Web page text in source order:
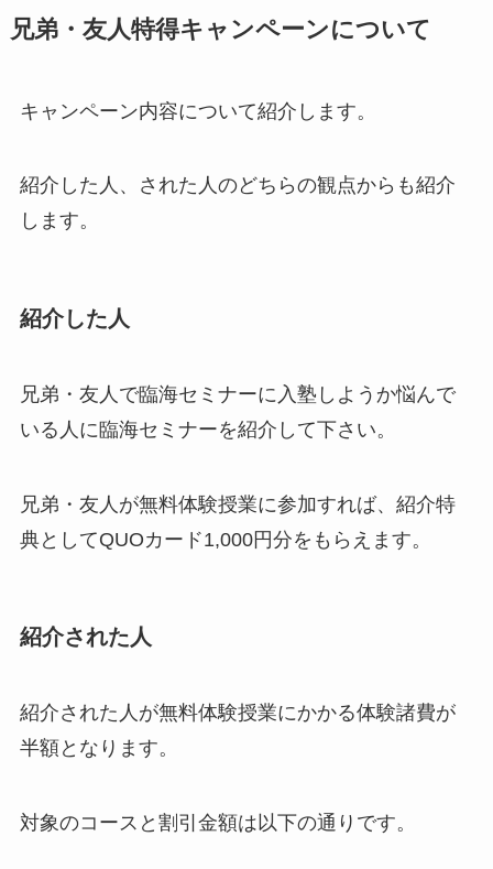
兄弟・友人特得キャンペーンについて
キャンペーン内容について紹介します。
紹介した人、された人のどちらの観点からも紹介
します。
紹介した人
兄弟・友人で臨海セミナーに入塾しようか悩んで
いる人に臨海セミナーを紹介して下さい。
兄弟・友人が無料体験授業に参加すれば、紹介特
典としてQUOカード1,000円分をもらえます。
紹介された人
紹介された人が無料体験授業にかかる体験諸費が
半額となります。
対象のコースと割引金額は以下の通りです。